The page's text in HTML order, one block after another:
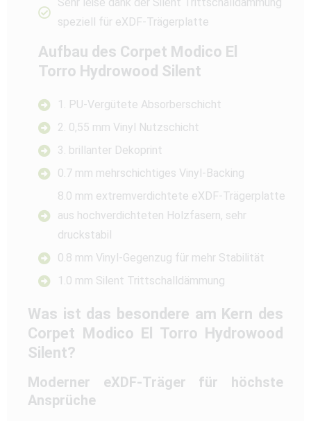
speziell für eXDF-Trägerplatte
Aufbau des Corpet Modico El
Torro Hydrowood Silent
1. PU-Vergütete Absorberschicht
2. 0,55 mm Vinyl Nutzschicht
3. brillanter Dekoprint
0.7 mm mehrschichtiges Vinyl-Backing
8.0 mm extremverdichtete eXDF-Trägerplatte
aus hochverdichteten Holzfasern, sehr
druckstabil
0.8 mm Vinyl-Gegenzug für mehr Stabilität
1.0 mm Silent Trittschalldämmung
Was ist das besondere am Kern des
Corpet Modico El Torro Hydrowood
Silent?
Moderner eXDF-Träger für höchste
Ansprüche